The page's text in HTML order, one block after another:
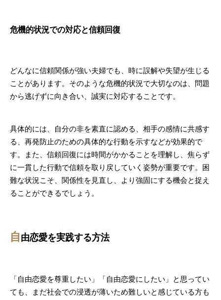
危機的状況での対応と信頼回復
どんなに信頼関係が強い夫婦でも、時に誤解や失望が生じる
ことがあります。そのような危機的状況で大切なのは、問題
から逃げずに向き合い、誠実に対応することです。
具体的には、自分の非を素直に認める、相手の感情に共感す
る、再発防止のための具体的な行動を示すなどが効果的で
す。また、信頼回復には時間がかかることを理解し、焦らず
に一貫した行動で信頼を取り戻していく姿勢が重要です。困
難な状況こそ、関係性を見直し、より強固にする機会と捉え
ることができるでしょう。
自由恋愛を実践する方法
「自由恋愛を尊重したい」「自由恋愛にしたい」と思ってい
ても、まだ社会での浸透が薄いため難しいと感じている方も